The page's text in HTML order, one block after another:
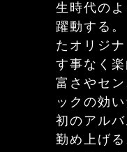
生時代の
躍動する
たオリジ
す事なく
富さやセ
ックの効
初のアル
勤め上げ